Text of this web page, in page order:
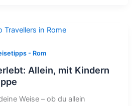
- Rom
Allein, mit Kindern
Weise – ob du allein